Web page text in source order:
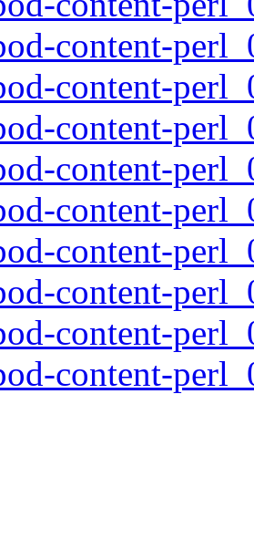
content-
content-
content-
content-
content-
content-
content-
content-
content-